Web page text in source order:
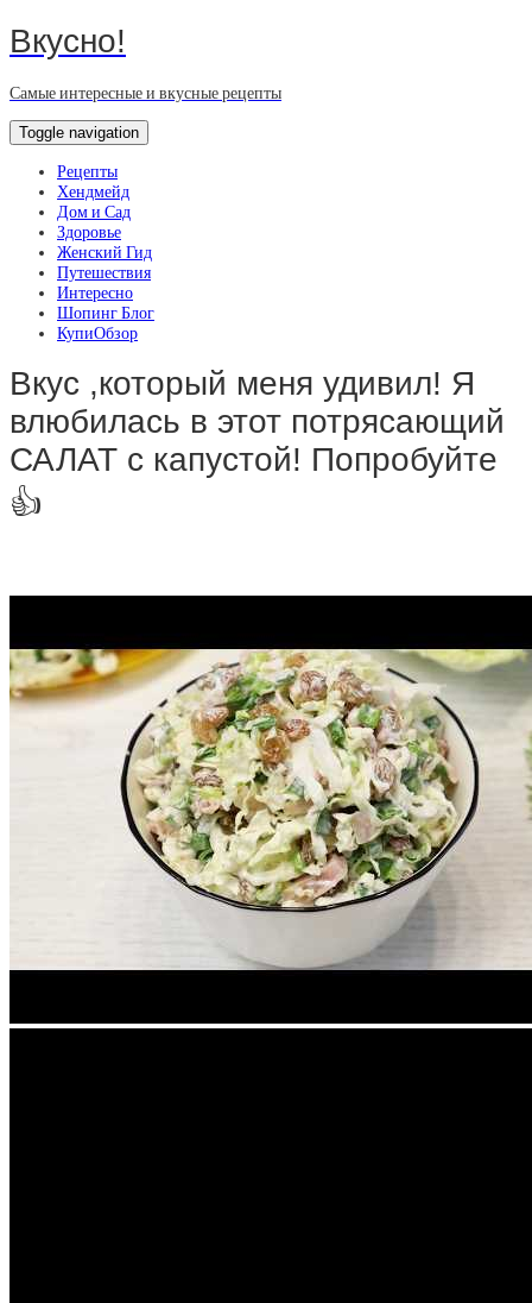
Вкусно!
Самые интересные и вкусные рецепты
Toggle navigation
Рецепты
Хендмейд
Дом и Сад
Здоровье
Женский Гид
Путешествия
Интересно
Шопинг Блог
КупиОбзор
Вкус ,который меня удивил! Я
влюбилась в этот потрясающий
САЛАТ с капустой! Попробуйте
👍